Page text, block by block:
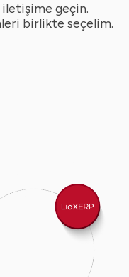
geçin.
birlikte seçelim.